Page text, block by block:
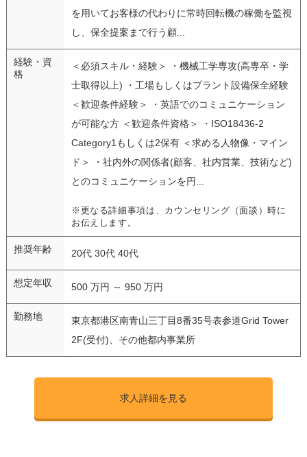
を用いてお客様の代わりに常時回転機の稼働を監視
し、保全提案まで行う顧...
経験・資
格
＜必須スキル・経験＞ ・機械工学専攻(高専卒・学
士取得以上) ・工場もしくはプラント設備保全経験
＜歓迎条件経験＞ ・英語でのコミュニケーション
が可能な方 ＜歓迎条件資格＞ ・ISO18436-2
Category1もしくは2保有 ＜求める人物像・マイン
ド＞ ・社内外の関係者(顧客、社内営業、技術など)
とのコミュニケーションを円...
※更なる詳細事項は、カウンセリング（面談）時に
お伝えします。
推奨年齢 20代 30代 40代
想定年収 500 万円 ～ 950 万円
勤務地
東京都港区南青山三丁目8番35号表参道Grid Tower
2F(受付)、その他都内事業所
求人詳細を見る